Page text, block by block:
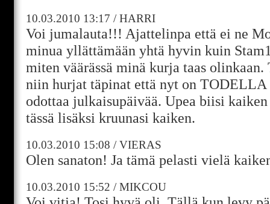
10.03.2010 13:17 /HARRI
Voi jumalauta!!! Ajattelinpa että ei ne
minua yllättämään yhtä hyvin kuin
miten väärässä minä kurja taas
niin hurjat täpinat että nyt on TODELLA
odottaa julkaisupäivää. Upea biisi
tässä lisäksi kruunasi kaiken.
10.03.2010 15:08 /VIERAS
Olen sanaton! Ja tämä pelasti vielä
10.03.2010 15:52 /MIKCOU